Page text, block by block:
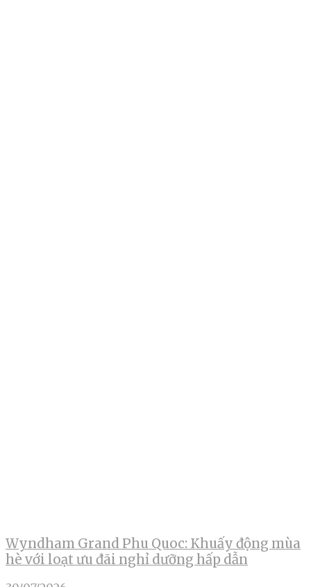
Wyndham Grand Phu Quoc: Khuấy động mùa
hè với loạt ưu đãi nghỉ dưỡng hấp dẫn